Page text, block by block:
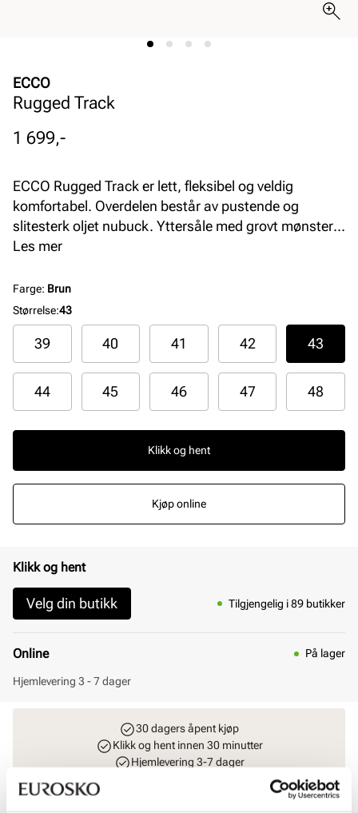
ECCO
Rugged Track
Pris
1 699,-
ECCO Rugged Track er lett, fleksibel og veldig
komfortabel. Overdelen består av pustende og
slitesterk oljet nubuck. Yttersåle med grovt mønster
gir trekkraft i forskjellige typer værforhold. Uttakbar
at skoene har vært i bruk. Perfekt arbeids- og
fritidssko for mannen som foretrekker en litt
kraftigere sko.
Les mer
Farge: Brun
Størrelse:43
39 40 41 42 43
44 45 46 47 48
Klikk og hent
Kjøp online
Klikk og hent
Velg din butikk Tilgjengelig i 89 butikker
Online På lager
Hjemlevering 3 - 7 dager
30 dagers åpent kjøp
Klikk og hent innen 30 minutter
Hjemlevering 3-7 dager